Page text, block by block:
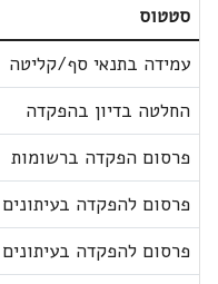
סטטוס
עמידה בתנאי סף/קליטה
החלטה בדיון בהפקדה
פרסום הפקדה ברשומות
פרסום להפקדה בעיתונים
פרסום להפקדה בעיתונים